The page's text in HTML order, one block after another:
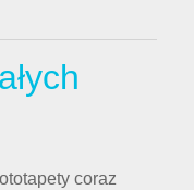
coraz